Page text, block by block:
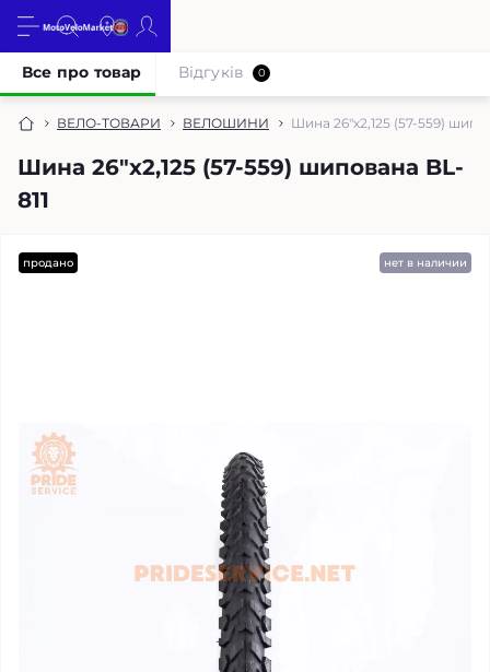
ВЕЛО-ТОВАРИ ВЕЛОШИНИ Шина 26"х2,125 (57-559)
Шина 26"х2,125 (57-559) шипована BL-
811
Все про товар Відгуків 0
продано нет в наличии